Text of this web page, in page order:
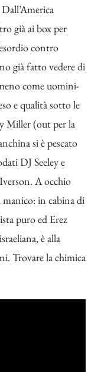
già ai box per
contro
già fatto vedere di
come uomini-
e qualità sotto le
Miller (out per la
si è pescato
DJ Seeley e
A occhio
in cabina di
puro ed Erez
è alla
Trovare la chimica